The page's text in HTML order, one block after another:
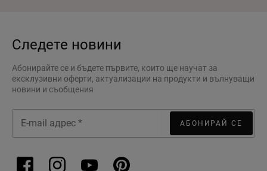
Следете новини
Абонирайте се и бъдете първите, които ще научат за
ексклузивни оферти, актуализации на продукти и вълнуващи
новини и съобщения
АБОНИРАЙ СЕ